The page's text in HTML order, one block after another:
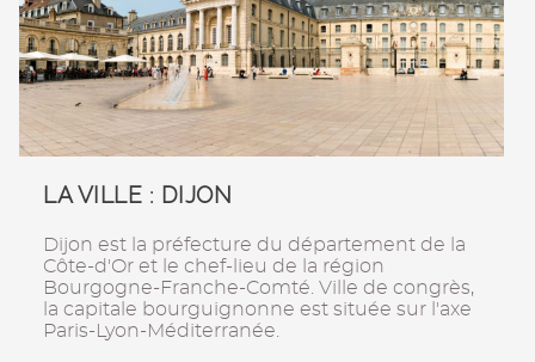
LA VILLE : DIJON
Dijon est la préfecture du département de la
Côte-d'Or et le chef-lieu de la région
Bourgogne-Franche-Comté. Ville de congrès,
la capitale bourguignonne est située sur l'axe
Paris-Lyon-Méditerranée.